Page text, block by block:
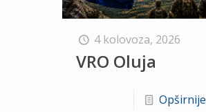
4 kolovoza, 2026
VRO Oluja
Opširnije